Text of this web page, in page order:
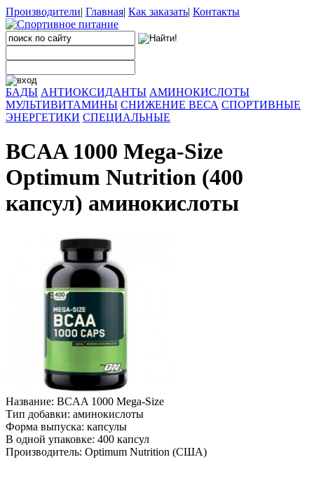
Производители| Главная| Как заказать| Контакты
БАДЫ АНТИОКСИДАНТЫ АМИНОКИСЛОТЫ
МУЛЬТИВИТАМИНЫ СНИЖЕНИЕ ВЕСА СПОРТИВНЫЕ
ЭНЕРГЕТИКИ СПЕЦИАЛЬНЫЕ
BCAA 1000 Mega-Size
Optimum Nutrition (400
капсул) аминокислоты
Название: BCAA 1000 Mega-Size
Тип добавки: аминокислоты
Форма выпуска: капсулы
В одной упаковке: 400 капсул
Производитель: Optimum Nutrition (США)